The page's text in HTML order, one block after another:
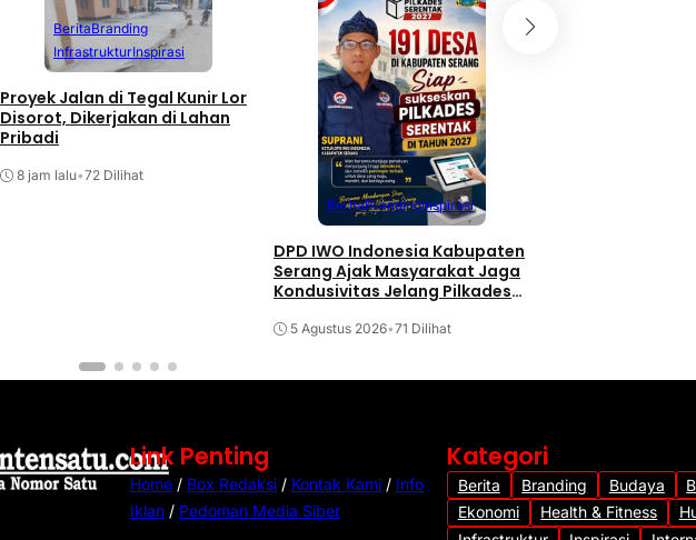
BeritaBranding
InfrastrukturInspirasi
Proyek Jalan di Tegal Kunir Lor
Disorot, Dikerjakan di Lahan
Pribadi
8 jam lalu•72 Dilihat
BeritaBrandingInspirasi
DPD IWO Indonesia Kabupaten
Serang Ajak Masyarakat Jaga
Kondusivitas Jelang Pilkades
5 Agustus 2026•71 Dilihat
Link Penting
Home / Box Redaksi / Kontak Kami / Info
Iklan / Pedoman Media Siber
Kategori
Berita Branding Budaya
Ekonomi
Health & Fitness